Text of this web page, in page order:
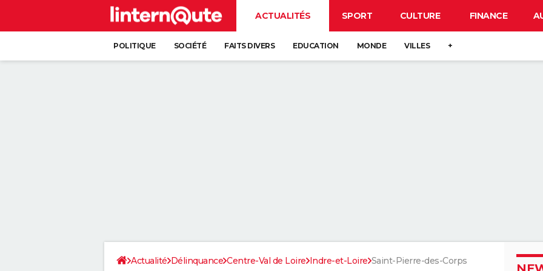
ACTUALITÉS SPORT CULTURE FINANCE
POLITIQUE SOCIÉTÉ FAITS DIVERS EDUCATION MONDE VILLES +
Actualité Délinquance Centre-Val de Loire Indre-et-Loire Saint-Pierre-des-Corps